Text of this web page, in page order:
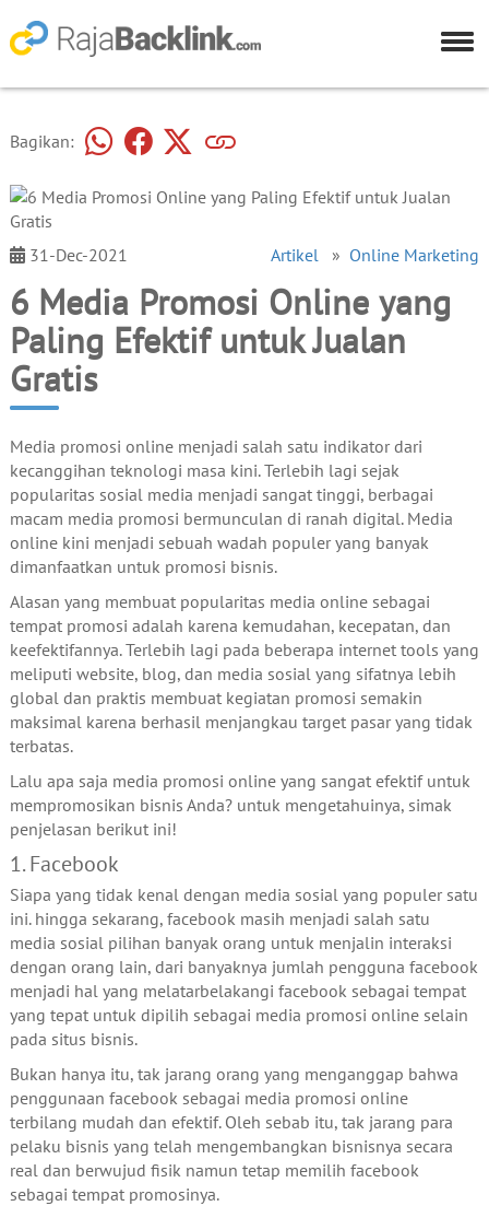
Bagikan:
31-Dec-2021 Artikel » Online Marketing
6 Media Promosi Online yang
Paling Efektif untuk Jualan
Gratis
Media promosi online menjadi salah satu indikator dari
kecanggihan teknologi masa kini. Terlebih lagi sejak
popularitas sosial media menjadi sangat tinggi, berbagai
macam media promosi bermunculan di ranah digital. Media
online kini menjadi sebuah wadah populer yang banyak
dimanfaatkan untuk promosi bisnis.
Alasan yang membuat popularitas media online sebagai
tempat promosi adalah karena kemudahan, kecepatan, dan
keefektifannya. Terlebih lagi pada beberapa internet tools yang
meliputi website, blog, dan media sosial yang sifatnya lebih
global dan praktis membuat kegiatan promosi semakin
maksimal karena berhasil menjangkau target pasar yang tidak
terbatas.
Lalu apa saja media promosi online yang sangat efektif untuk
mempromosikan bisnis Anda? untuk mengetahuinya, simak
penjelasan berikut ini!
1. Facebook
Siapa yang tidak kenal dengan media sosial yang populer satu
ini. hingga sekarang, facebook masih menjadi salah satu
media sosial pilihan banyak orang untuk menjalin interaksi
dengan orang lain, dari banyaknya jumlah pengguna facebook
menjadi hal yang melatarbelakangi facebook sebagai tempat
yang tepat untuk dipilih sebagai media promosi online selain
pada situs bisnis.
Bukan hanya itu, tak jarang orang yang menganggap bahwa
penggunaan facebook sebagai media promosi online
terbilang mudah dan efektif. Oleh sebab itu, tak jarang para
pelaku bisnis yang telah mengembangkan bisnisnya secara
real dan berwujud fisik namun tetap memilih facebook
sebagai tempat promosinya.